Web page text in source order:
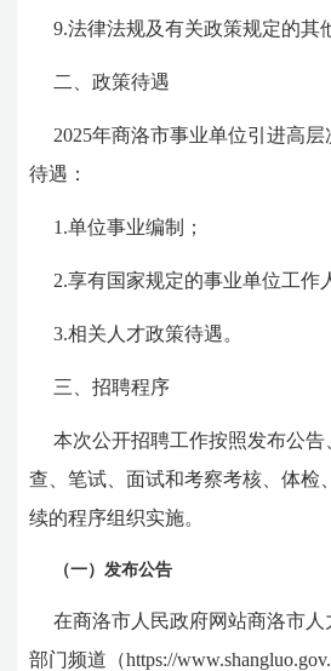
9.法律法规及有关政策规定的其
二、政策待遇
2025年商洛市事业单位引进高
待遇：
1.单位事业编制；
2.享有国家规定的事业单位工作
3.相关人才政策待遇。
三、招聘程序
本次公开招聘工作按照发布公
查、笔试、面试和考察考核、体检
续的程序组织实施。
（一）发布公告
在商洛市人民政府网站商洛市
部门频道（https://